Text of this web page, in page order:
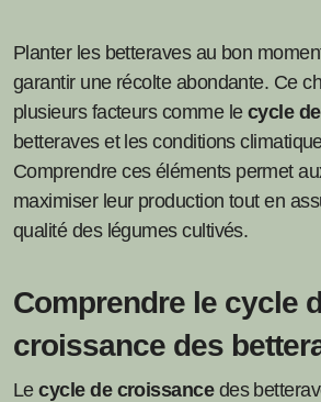
Planter les betteraves au bon
garantir une récolte abondante. Ce
plusieurs facteurs comme le cycle
betteraves et les conditions
Comprendre ces éléments permet
maximiser leur production tout en
qualité des légumes cultivés.
Comprendre le cycle
croissance des
Lecycle de croissancedes